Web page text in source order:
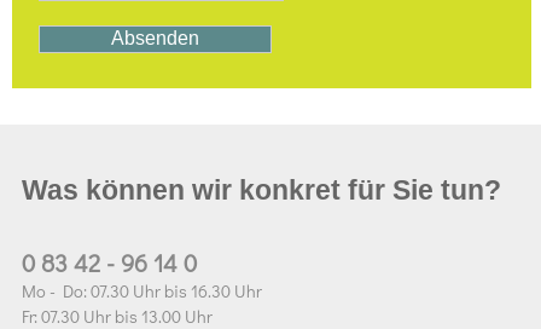
Was können wir konkret für Sie tun?
0 83 42 - 96 14 0
Mo - Do: 07.30 Uhr bis 16.30 Uhr
Fr: 07.30 Uhr bis 13.00 Uhr